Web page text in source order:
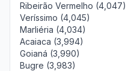
Ribeirão Vermelho (4,047)
Veríssimo (4,045)
Marliéria (4,034)
Acaiaca (3,994)
Goianá (3,990)
Bugre (3,983)